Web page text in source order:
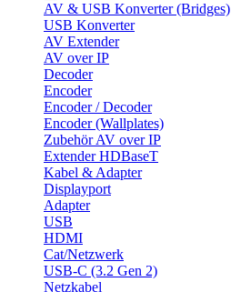
AV & USB Konverter (Bridges)
USB Konverter
AV Extender
AV over IP
Decoder
Encoder
Encoder / Decoder
Encoder (Wallplates)
Zubehör AV over IP
Extender HDBaseT
Kabel & Adapter
Displayport
Adapter
USB
HDMI
Cat/Netzwerk
USB-C (3.2 Gen 2)
Netzkabel